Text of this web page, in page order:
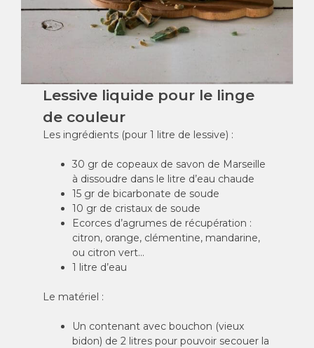
Lessive liquide pour le linge
de couleur
Les ingrédients (pour 1 litre de lessive) :
30 gr de copeaux de savon de Marseille
à dissoudre dans le litre d’eau chaude
15 gr de bicarbonate de soude
10 gr de cristaux de soude
Ecorces d’agrumes de récupération :
citron, orange, clémentine, mandarine,
ou citron vert…
1 litre d’eau
Le matériel :
Un contenant avec bouchon (vieux
bidon) de 2 litres pour pouvoir secouer la